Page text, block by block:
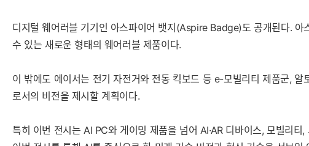
디지털 웨어러블 기기인 아스파이어 뱃지(Aspire Badge)도 공개된다.
수 있는 새로운 형태의 웨어러블 제품이다.
이 밖에도 에이서는 전기 자전거와 전동 킥보드 등 e-모빌리티 제품군,
로서의 비전을 제시할 계획이다.
특히 이번 전시는 AI PC와 게이밍 제품을 넘어 AI·AR 디바이스, 모빌리